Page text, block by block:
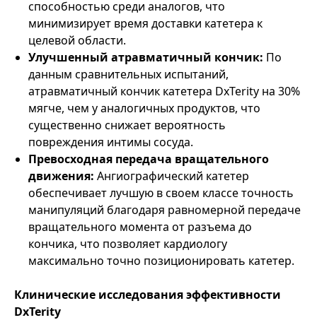
способностью среди аналогов, что
минимизирует время доставки катетера к
целевой области.
Улучшенный атравматичный кончик: По
данным сравнительных испытаний,
атравматичный кончик катетера DxTerity на 30%
мягче, чем у аналогичных продуктов, что
существенно снижает вероятность
повреждения интимы сосуда.
Превосходная передача вращательного
движения: Ангиографический катетер
обеспечивает лучшую в своем классе точность
манипуляций благодаря равномерной передаче
вращательного момента от разъема до
кончика, что позволяет кардиологу
максимально точно позиционировать катетер.
Клинические исследования эффективности
DxTerity